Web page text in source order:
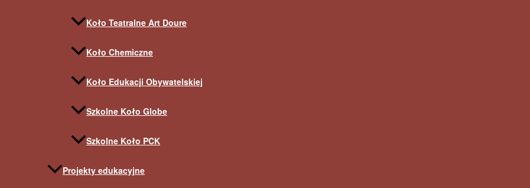
Koło Teatralne Art Doure
Koło Chemiczne
Koło Edukacji Obywatelskiej
Szkolne Koło Globe
Szkolne Koło PCK
Projekty edukacyjne